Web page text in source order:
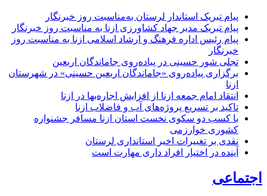
پیام تبریک استاندار لرستان به‌مناسبت روز خبرنگار
پیام تبریک مدیر جهاد کشاورزی ازنا به مناسبت روز خبرنگار
پیام رئیس اداره فرهنگ و ارشاد اسلامی ازنا به مناسبت روز
خبرنگار
تجلی شور حسینی در پیاده‌روی جاماندگان اربعین
برگزاری پیاده‌روی «جاماندگان اربعین حسینی» در شهرستان
ازنا
انتقاد امام جمعه ازنا از افزایش اجاره‌بها در ازنا
تاکید بر تسریع پروژه‌های آب و فاضلاب ازنا
با کسب دو سکوی نخست استان ازنا مسافر جشنواره
کشوری خوارزمی
نقدی بر تغییرات اخیر استانداری لرستان
آینده در اختیار افراد داری مهارت است
اجتماعی